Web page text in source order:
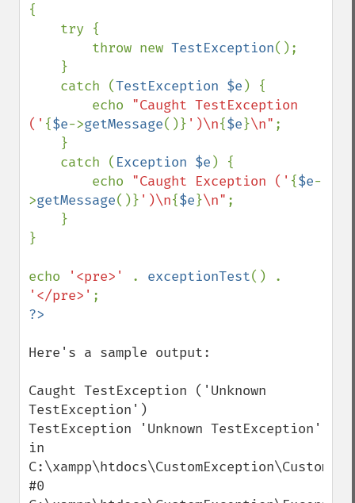
{
        throw new
TestException();
    catch (
TestException $e ) {
        echo
"Caught TestException
(' {$e->getMessage()} ')\n{$e}\n" ;
    catch (
Exception $e ) {
        echo
"Caught Exception (' {$e-
>getMessage()} ')\n{$e}\n" ;
}
echo '<pre>' . exceptionTest
'</pre>'
Here's a sample output:
Caught TestException ('Unknown
TestException')
TestException 'Unknown TestException'
in
#0